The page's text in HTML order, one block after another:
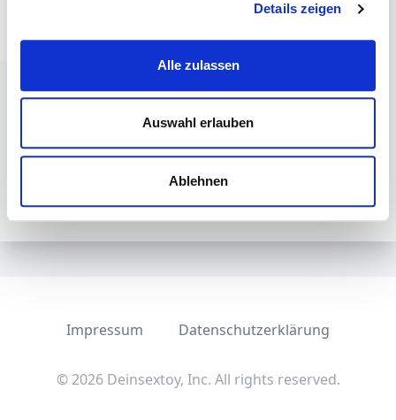
Details zeigen
Alle zulassen
Auswahl erlauben
Ablehnen
Knock Knock - Hintertürchen lässt
grüßen
Schritt 1 von 4 Step 1Step 2
Impressum Datenschutzerklärung
© 2026 Deinsextoy, Inc. All rights reserved.